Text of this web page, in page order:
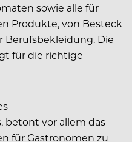
sowie alle für
Produkte, von Besteck
Berufsbekleidung. Die
für die richtige
vor allem das
für Gastronomen zu